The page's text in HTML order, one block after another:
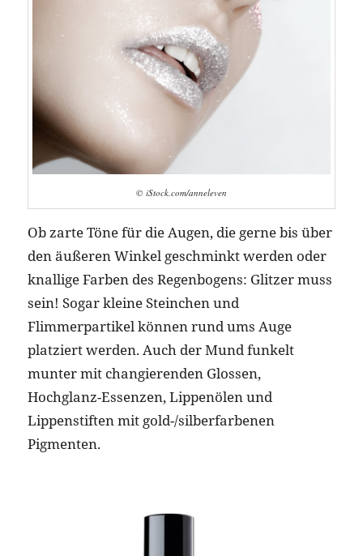
© iStock.com/anneleven
Ob zarte Töne für die Augen, die gerne bis über
den äußeren Winkel geschminkt werden oder
knallige Farben des Regenbogens: Glitzer muss
sein! Sogar kleine Steinchen und
Flimmerpartikel können rund ums Auge
platziert werden. Auch der Mund funkelt
munter mit changierenden Glossen,
Hochglanz-Essenzen, Lippenölen und
Lippenstiften mit gold-/silberfarbenen
Pigmenten.